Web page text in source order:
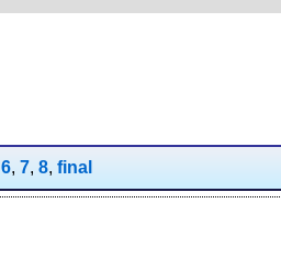
6, 7, 8, final